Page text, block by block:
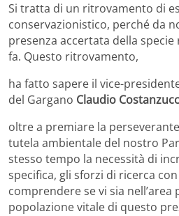
Si tratta di un ritrovamento di
conservazionistico, perché da
presenza accertata della
fa. Questo ritrovamento,
ha fatto sapere il vice-
del Gargano Claudio
oltre a premiare la
tutela ambientale del nostro
stesso tempo la necessità di
specifica, gli sforzi di ricerca
comprendere se vi sia
popolazione vitale di questo